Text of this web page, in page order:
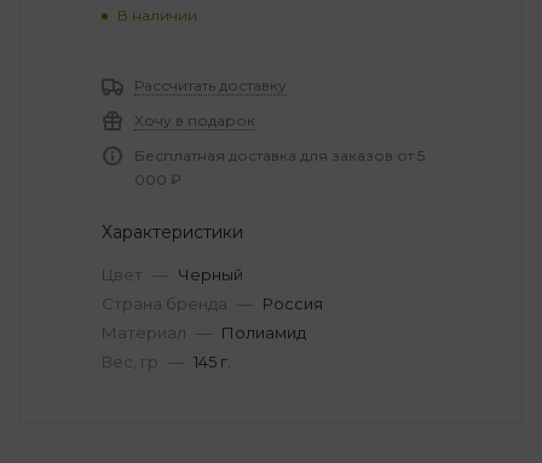
В наличии
Рассчитать доставку
Хочу в подарок
Бесплатная доставка для заказов от 5
000 ₽
Характеристики
Цвет — Черный
Страна бренда — Россия
Материал — Полиамид
Вес, гр — 145 г.